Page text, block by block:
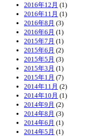
2016年12月 (1)
2016年11月 (1)
2016年8月 (3)
2016年6月 (1)
2015年7月 (1)
2015年6月 (2)
2015年5月 (3)
2015年3月 (1)
2015年1月 (7)
2014年11月 (2)
2014年10月 (1)
2014年9月 (2)
2014年8月 (3)
2014年6月 (1)
2014年5月 (1)